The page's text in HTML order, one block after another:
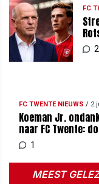
FC
FC TWENTE NIEUWS / 2
Koeman Jr.
naar FC Twente:
verrassende keuze
1
MEEST